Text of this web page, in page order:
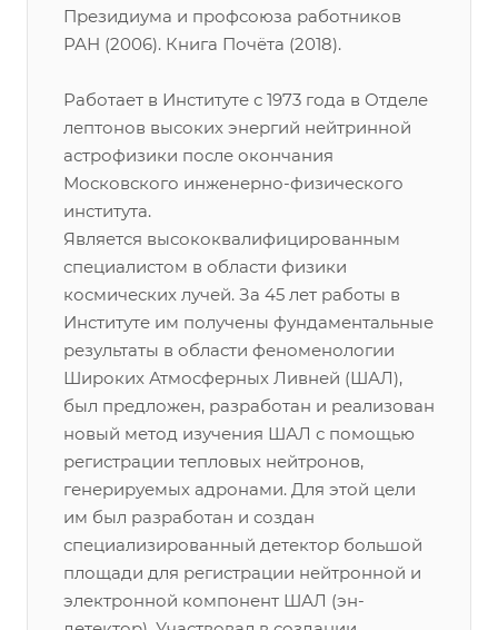
Президиума и профсоюза работников
РАН (2006). Книга Почёта (2018).
Работает в Институте с 1973 года в Отделе
лептонов высоких энергий нейтринной
астрофизики после окончания
Московского инженерно-физического
института.
Является высококвалифицированным
специалистом в области физики
космических лучей. За 45 лет работы в
Институте им получены фундаментальные
результаты в области феноменологии
Широких Атмосферных Ливней (ШАЛ),
был предложен, разработан и реализован
новый метод изучения ШАЛ с помощью
регистрации тепловых нейтронов,
генерируемых адронами. Для этой цели
им был разработан и создан
специализированный детектор большой
площади для регистрации нейтронной и
электронной компонент ШАЛ (эн-